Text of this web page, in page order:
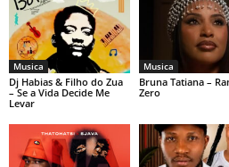
Musica
Dj Habias & Filho do Zua
– Se a Vida Decide Me
Levar
Musica
Bruna Tatiana –
Zero